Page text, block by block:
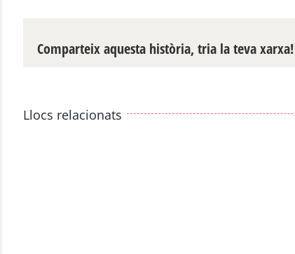
Comparteix aquesta història, tria la teva xarxa!
Llocs relacionats